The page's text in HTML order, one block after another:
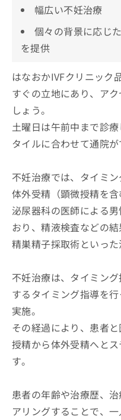
幅広い不妊治療
個々の背景に応じ
を提供
はなおかIVFクリニック
すぐの立地にあり、ア
しょう。
土曜日は午前中まで診
タイルに合わせて通院が
不妊治療では、タイミ
体外受精（顕微授精を含
泌尿器科の医師による
おり、精液検査などの
精巣精子採取術といった
不妊治療は、タイミン
するタイミング指導を
実施。
その経過により、患者
授精から体外受精へと
す。
患者の年齢や治療歴、
アリングすることで、